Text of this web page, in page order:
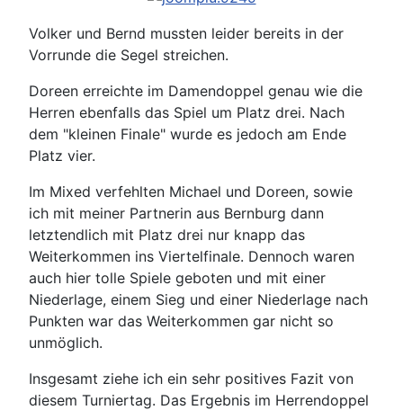
Volker und Bernd mussten leider bereits in der
Vorrunde die Segel streichen.
Doreen erreichte im Damendoppel genau wie die
Herren ebenfalls das Spiel um Platz drei. Nach
dem "kleinen Finale" wurde es jedoch am Ende
Platz vier.
Im Mixed verfehlten Michael und Doreen, sowie
ich mit meiner Partnerin aus Bernburg dann
letztendlich mit Platz drei nur knapp das
Weiterkommen ins Viertelfinale. Dennoch waren
auch hier tolle Spiele geboten und mit einer
Niederlage, einem Sieg und einer Niederlage nach
Punkten war das Weiterkommen gar nicht so
unmöglich.
Insgesamt ziehe ich ein sehr positives Fazit von
diesem Turniertag. Das Ergebnis im Herrendoppel